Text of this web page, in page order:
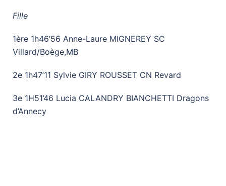
Fille
1ère 1h46’56 Anne-Laure MIGNEREY SC
Villard/Boège,MB
2e 1h47’11 Sylvie GIRY ROUSSET CN Revard
3e 1H51’46 Lucia CALANDRY BIANCHETTI Dragons
d’Annecy